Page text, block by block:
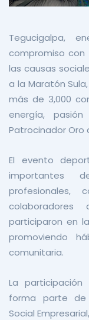
Tegucigalpa,
compromiso
las causas
a la Maratón
más de 3,000
energía,
Patrocinador Oro
El evento
importantes
profesionales,
colaboradores
participaron en
promoviendo
comunitaria.
La
forma parte de
Social